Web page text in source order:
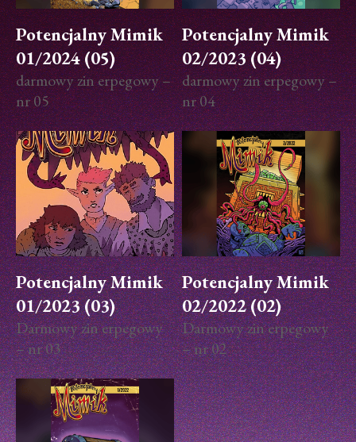
Potencjalny Mimik
01/2024 (05)
darmowy zin erpegowy –
nr 05
Potencjalny Mimik
02/2023 (04)
darmowy zin erpegowy –
nr 04
Potencjalny Mimik
01/2023 (03)
Darmowy zin erpegowy
– nr 03
Potencjalny Mimik
02/2022 (02)
Darmowy zin erpegowy
– nr 02